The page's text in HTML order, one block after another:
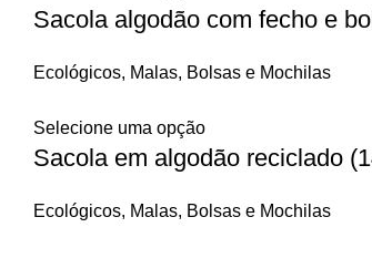
Sacola algodão com fecho e
Ecológicos, Malas, Bolsas e Mochilas
Selecione uma opção
Sacola em algodão reciclado
Ecológicos, Malas, Bolsas e Mochilas